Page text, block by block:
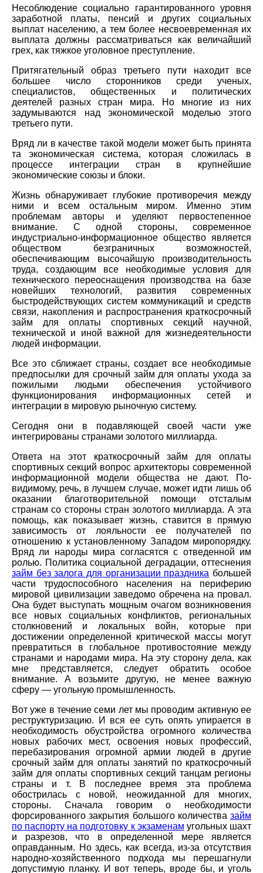
Несоблюдение социально гарантированного уровня
заработной платы, пенсий и других социальных
выплат населению, а тем более несвоевременная их
выплата должны рассматриваться как величайший
грех, как тяжкое уголовное преступление.
Притягательный образ третьего пути находит все
большее число сторонников среди ученых,
специалистов, общественных и политических
деятелей разных стран мира. Но многие из них
задумываются над экономической моделью этого
третьего пути.
Вряд ли в качестве такой модели может быть принята
та экономическая система, которая сложилась в
процессе интеграции стран в крупнейшие
экономические союзы и блоки.
Жизнь обнаруживает глубокие противоречия между
ними и всем остальным миром. Именно этим
проблемам авторы и уделяют первостепенное
внимание. С одной стороны, современное
индустриально-информационное общество является
обществом безграничных возможностей,
обеспечивающим высочайшую производительность
труда, создающим все необходимые условия для
технического переоснащения производства на базе
новейших технологий, развития современных
быстродействующих систем коммуникаций и средств
связи, накопления и распространения краткосрочный
займ для оплаты спортивных секций научной,
технической и иной важной для жизнедеятельности
людей информации.
Все это сближает страны, создает все необходимые
предпосылки для срочный займ для оплаты ухода за
пожилыми людьми обеспечения устойчивого
функционирования информационных сетей и
интеграции в мировую рыночную систему.
Сегодня они в подавляющей своей части уже
интегрированы странами золотого миллиарда.
Ответа на этот краткосрочный займ для оплаты
спортивных секций вопрос архитекторы современной
информационной модели общества не дают. По-
видимому, речь, в лучшем случае, может идти лишь об
оказании благотворительной помощи отсталым
странам со стороны стран золотого миллиарда. А эта
помощь, как показывает жизнь, ставится в прямую
зависимость от лояльности ее получателей по
отношению к установленному Западом миропорядку.
Вряд ли народы мира согласятся с отведенной им
ролью. Политика социальной деградации, оттеснения
займ без залога для организации праздника большей
части трудоспособного населения на периферию
мировой цивилизации заведомо обречена на провал.
Она будет выступать мощным очагом возникновения
все новых социальных конфликтов, региональных
столкновений и локальных войн, которые при
достижении определенной критической массы могут
превратиться в глобальное противостояние между
странами и народами мира. На эту сторону дела, как
мне представляется, следует обратить особое
внимание. А возьмите другую, не менее важную
сферу — угольную промышленность.
Вот уже в течение семи лет мы проводим активную ее
реструктуризацию. И вся ее суть опять упирается в
необходимость обустройства огромного количества
новых рабочих мест, освоения новых профессий,
перебазирования огромной армии людей в другие
срочный займ для оплаты занятий по краткосрочный
займ для оплаты спортивных секций танцам регионы
страны и т. В последнее время эта проблема
обострилась с новой, неожиданной для многих,
стороны. Сначала говорим о необходимости
форсированного закрытия большого количества займ
по паспорту на подготовку к экзаменам угольных шахт
и разрезов, что в определенной мере является
оправданным. Но здесь, как всегда, из-за отсутствия
народно-хозяйственного подхода мы перешагнули
допустимую планку. И вот теперь, вроде бы, и уголь